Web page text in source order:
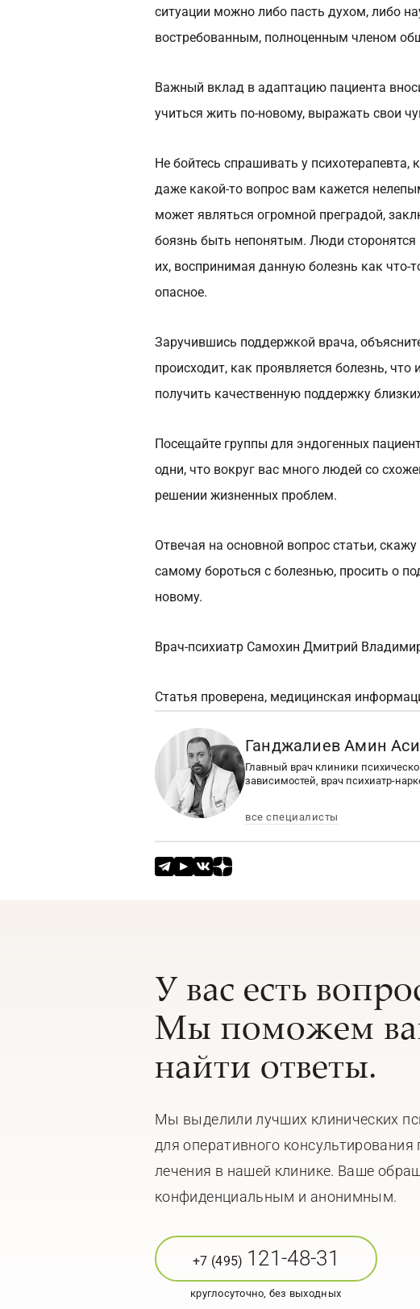
ситуации можно либо пасть духом, либо
востребованным, полноценным членом
Важный вклад в адаптацию пациента
учиться жить по-новому, выражать свои
Не бойтесь спрашивать у психотерапевта,
даже какой-то вопрос вам кажется
может являться огромной преградой,
боязнь быть непонятым. Люди
их, воспринимая данную болезнь как что-
опасное.
Заручившись поддержкой врача,
происходит, как проявляется болезнь,
получить качественную поддержку
Посещайте группы для эндогенных
одни, что вокруг вас много людей со
решении жизненных проблем.
Отвечая на основной вопрос статьи,
самому бороться с болезнью, просить о
новому.
Врач-психиатр Самохин Дмитрий
Статья проверена, медицинская
Ганджалиев Амин
Главный врач клиники
зависимостей, врач психиатр-
все специалисты
У вас есть
Мы поможем
найти ответы.
Мы выделили лучших клинических
для оперативного
лечения в нашей клинике. Ваше
конфиденциальным и анонимным.
+7 (495) 121-48-31
круглосуточно, без выходных